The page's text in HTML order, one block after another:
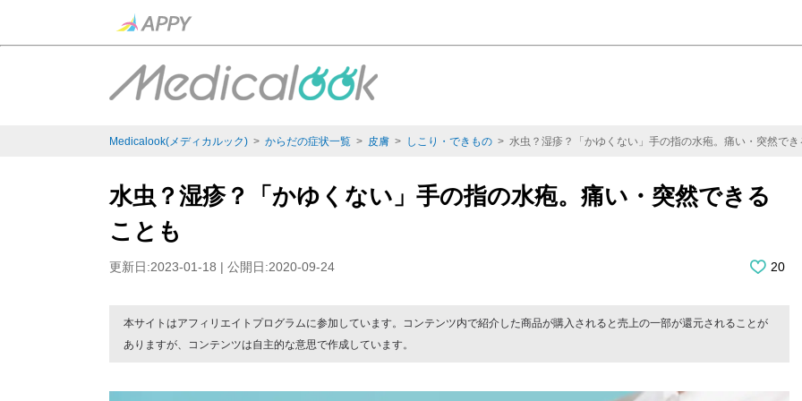
Medicalook(メディカルック) > からだの症状一覧 > 皮膚 > しこり・できもの > 水虫？湿疹？「かゆくない」手の指の水疱。痛い・突然でき
水虫？湿疹？「かゆくない」手の指の水疱。痛い・突然できる
ことも
更新日:2023-01-18 | 公開日:2020-09-24 20
本サイトはアフィリエイトプログラムに参加しています。コンテンツ内で紹介した商品が購入されると売上の一部が還元されることが
ありますが、コンテンツは自主的な意思で作成しています。